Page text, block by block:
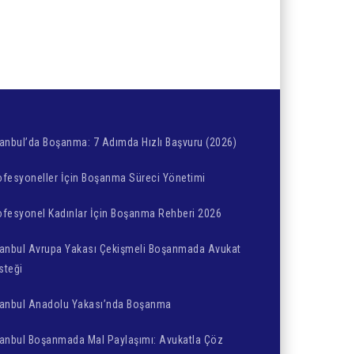
Boşanma: 7 Adımda Hızlı Başvuru (2026)
İçin Boşanma Süreci Yönetimi
Kadınlar İçin Boşanma Rehberi 2026
Avrupa Yakası Çekişmeli Boşanmada Avukat
Anadolu Yakası’nda Boşanma
Boşanmada Mal Paylaşımı: Avukatla Çöz